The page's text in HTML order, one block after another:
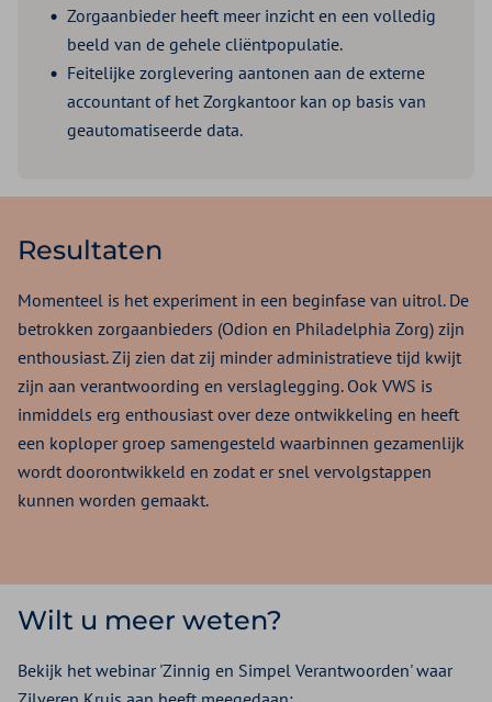
Zorgaanbieder heeft meer inzicht en een volledig
beeld van de gehele cliëntpopulatie.
Feitelijke zorglevering aantonen aan de externe
accountant of het Zorgkantoor kan op basis van
geautomatiseerde data.
Resultaten
Momenteel is het experiment in een beginfase van uitrol. De
betrokken zorgaanbieders (Odion en Philadelphia Zorg) zijn
enthousiast. Zij zien dat zij minder administratieve tijd kwijt
zijn aan verantwoording en verslaglegging. Ook VWS is
inmiddels erg enthousiast over deze ontwikkeling en heeft
een koploper groep samengesteld waarbinnen gezamenlijk
wordt doorontwikkeld en zodat er snel vervolgstappen
kunnen worden gemaakt.
Wilt u meer weten?
Bekijk het webinar 'Zinnig en Simpel Verantwoorden' waar